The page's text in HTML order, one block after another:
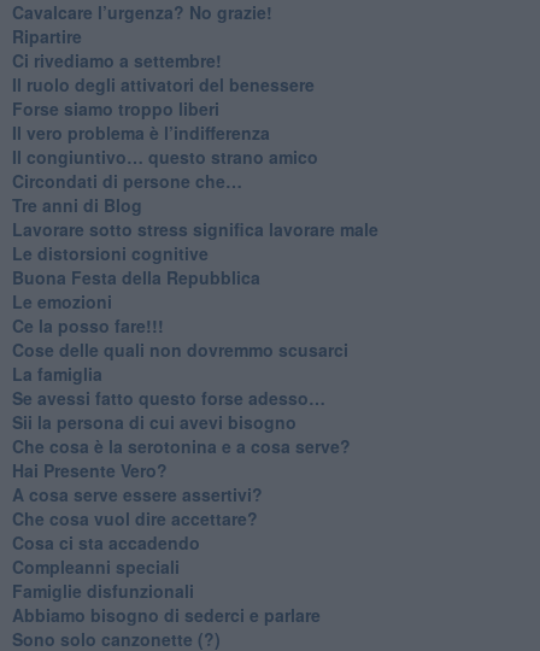
​Cavalcare l’urgenza? No grazie!
Ripartire
​Ci rivediamo a settembre!
​Il ruolo degli attivatori del benessere
​Forse siamo troppo liberi
​Il vero problema è l’indifferenza
​Il congiuntivo… questo strano amico
​Circondati di persone che…
​Tre anni di Blog
​Lavorare sotto stress significa lavorare male
​Le distorsioni cognitive
​Buona Festa della Repubblica
Le emozioni
​Ce la posso fare!!!
​Cose delle quali non dovremmo scusarci
​La famiglia
​Se avessi fatto questo forse adesso…
​Sii la persona di cui avevi bisogno
Che cosa è la serotonina e a cosa serve?
​Hai Presente Vero?
A cosa serve essere assertivi?
​Che cosa vuol dire accettare?
​Cosa ci sta accadendo
​Compleanni speciali
​Famiglie disfunzionali
​Abbiamo bisogno di sederci e parlare
Sono solo canzonette (?)